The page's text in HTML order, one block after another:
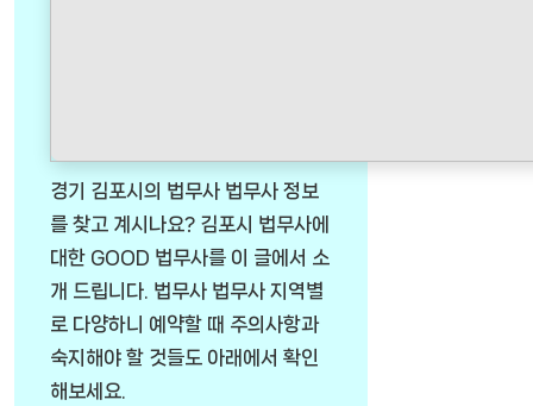
경기 김포시의 법무사 법무사 정보
를 찾고 계시나요? 김포시 법무사에
대한 GOOD 법무사를 이 글에서 소
개 드립니다. 법무사 법무사 지역별
로 다양하니 예약할 때 주의사항과
숙지해야 할 것들도 아래에서 확인
해보세요.